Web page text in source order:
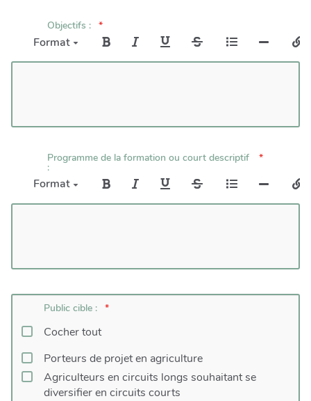
Objectifs :
Format
Programme de la formation ou court descriptif
:
Format
Public cible :
Cocher tout
Porteurs de projet en agriculture
Agriculteurs en circuits longs souhaitant se
diversifier en circuits courts